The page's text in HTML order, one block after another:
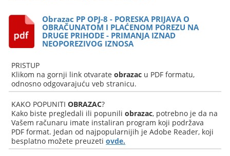
Obrazac PP OPJ-8 - PORESKA PRIJAVA O
OBRAČUNATOM I PLAĆENOM POREZU NA
DRUGE PRIHODE - PRIMANJA IZNAD
NEOPOREZIVOG IZNOSA
PRISTUP
Klikom na gornji link otvarateobrazac u PDF formatu,
odnosno odgovarajuću veb stranicu.
KAKO POPUNITIOBRAZAC?
Kako biste pregledali ili popuniliobrazac, potrebno je da na
Vašem računaru imate instaliran program koji podržava
PDF format. Jedan od najpopularnijih je Adobe Reader, koji
besplatno možete preuzetiovde.